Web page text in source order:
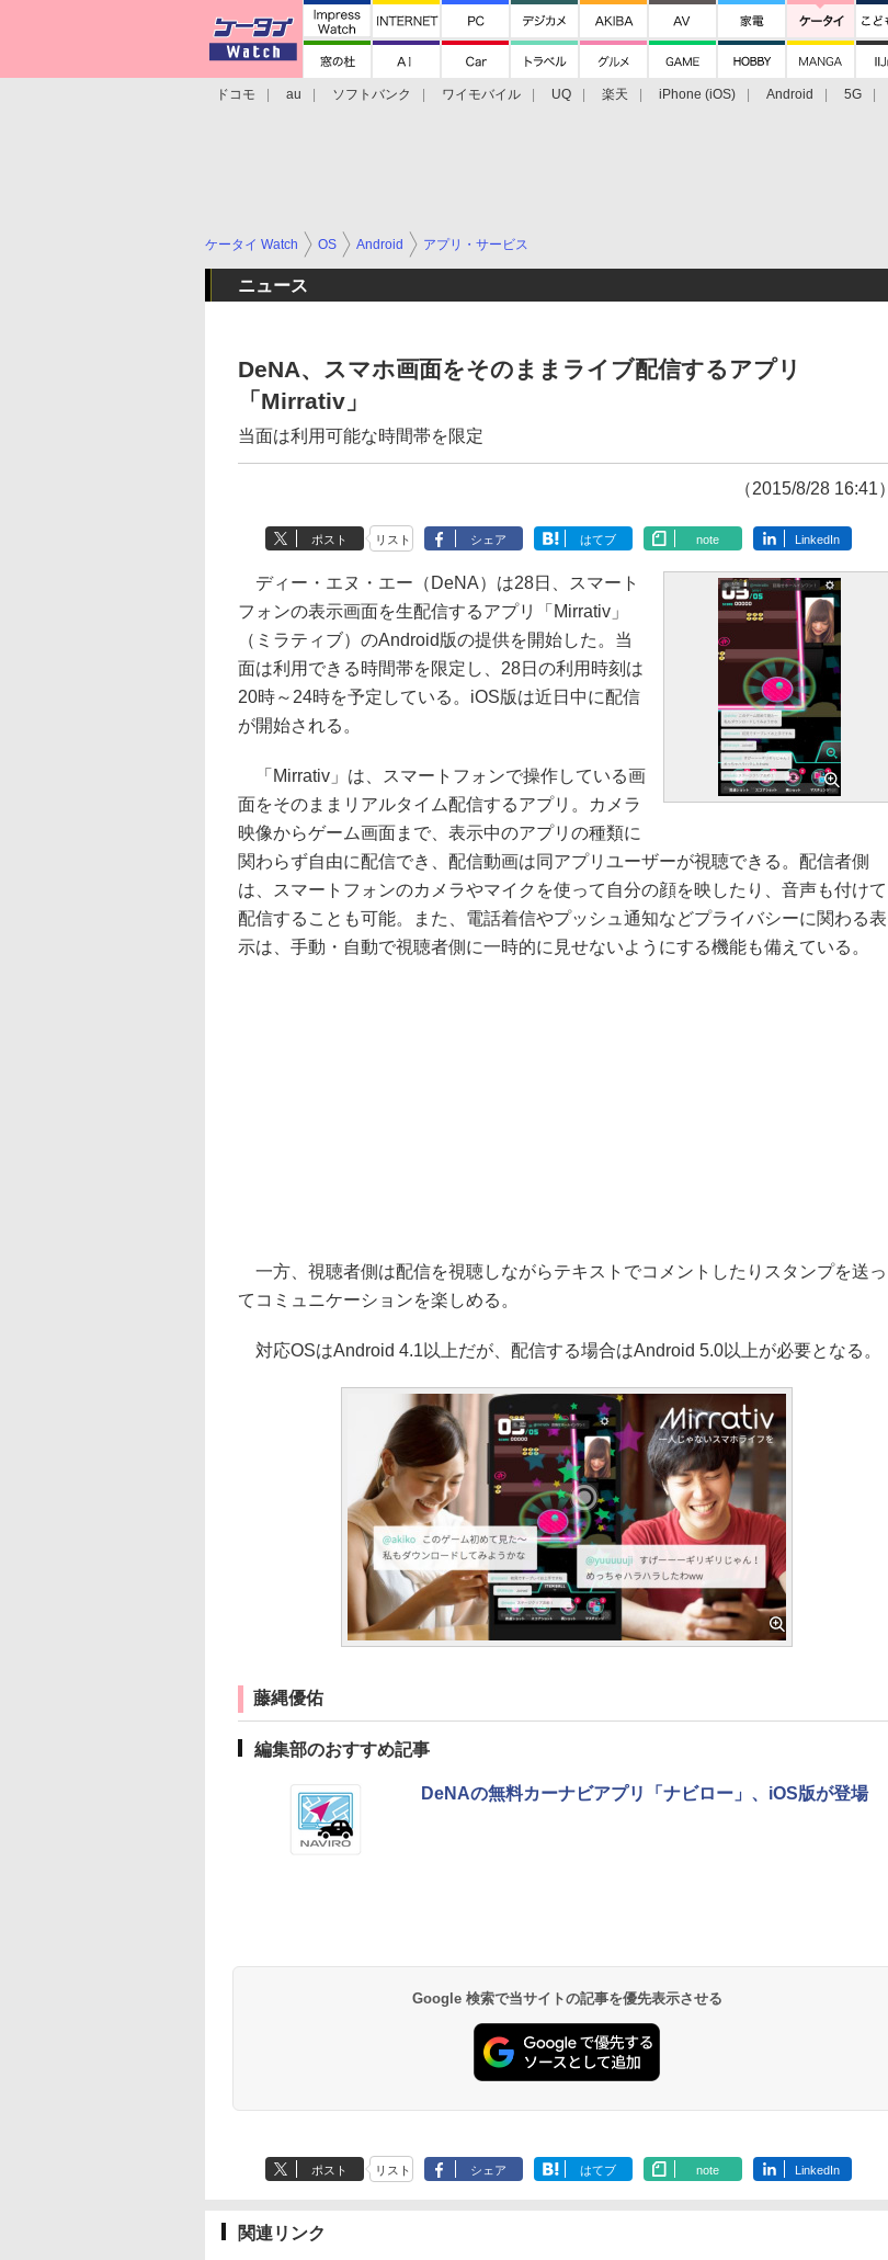
ドコモ au ソフトバンク ワイモバイル UQ 楽天 iPhone (iOS) Android 5G
ケータイ Watch OS Android アプリ・サービス
ニュース
DeNA、スマホ画面をそのままライブ配信するアプリ
「Mirrativ」
当面は利用可能な時間帯を限定
（2015/8/28 16:41）
ポスト リスト シェア はてブ note LinkedIn
ディー・エヌ・エー（DeNA）は28日、スマート
フォンの表示画面を生配信するアプリ「Mirrativ」
（ミラティブ）のAndroid版の提供を開始した。当
面は利用できる時間帯を限定し、28日の利用時刻は
20時～24時を予定している。iOS版は近日中に配信
が開始される。
「Mirrativ」は、スマートフォンで操作している画
面をそのままリアルタイム配信するアプリ。カメラ
映像からゲーム画面まで、表示中のアプリの種類に
関わらず自由に配信でき、配信動画は同アプリユーザーが視聴できる。配信者側
は、スマートフォンのカメラやマイクを使って自分の顔を映したり、音声も付けて
配信することも可能。また、電話着信やプッシュ通知などプライバシーに関わる表
示は、手動・自動で視聴者側に一時的に見せないようにする機能も備えている。
一方、視聴者側は配信を視聴しながらテキストでコメントしたりスタンプを送っ
てコミュニケーションを楽しめる。
対応OSはAndroid 4.1以上だが、配信する場合はAndroid 5.0以上が必要となる。
藤縄優佑
編集部のおすすめ記事
DeNAの無料カーナビアプリ「ナビロー」、iOS版が登場
Google 検索で当サイトの記事を優先表示させる
ポスト リスト シェア はてブ note LinkedIn
関連リンク